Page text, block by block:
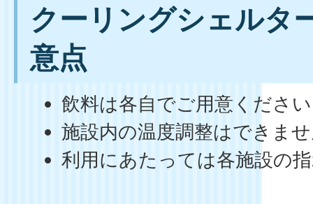
クーリングシェルタ
意点
飲料は各自でご用意くださ
施設内の温度調整はできま
利用にあたっては各施設の